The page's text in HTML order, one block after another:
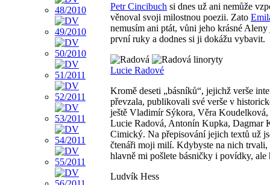
Petr Cincibuch si dnes už ani nemůže
věnoval svoji milostnou poezii. Zato
nemusím ani ptát, vůni jeho krásné
první ruky a dodnes si ji dokážu vybavit.
linoryty
Lucie Radové
Kromě deseti „básníků“, jejichž verše
převzala, publikovali své verše v
ještě Vladimír Sýkora, Věra
Lucie Radová, Antonín Kupka, Dagmar
Cimický. Na přepisování jejich textů už
čtenáři moji milí. Kdybyste na nich trvali,
hlavně mi pošlete básničky i povídky,
Ludvík Hess